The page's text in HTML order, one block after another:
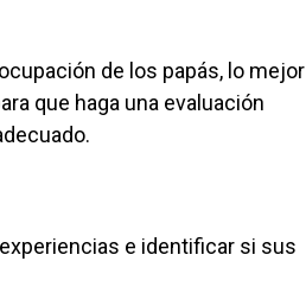
de los papás, lo mejor
que haga una evaluación
e identificar si sus